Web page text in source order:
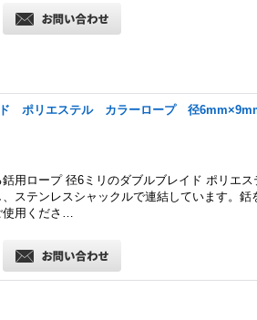
ポリエステル カラーロープ 径
用ロープ 径6ミリのダブルブレイド ポリエス
ステンレスシャックルで連結しています。銛
使用くださ…